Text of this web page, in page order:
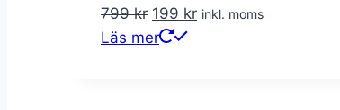
799kr Det
ursprungliga
199 krDet
inkl. moms
Läs mer